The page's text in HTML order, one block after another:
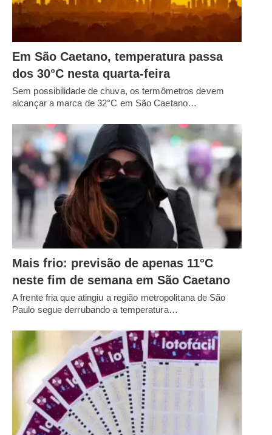
Em São Caetano, temperatura passa
dos 30°C nesta quarta-feira
Sem possibilidade de chuva, os termômetros devem
alcançar a marca de 32°C em São Caetano…
Mais frio: previsão de apenas 11°C
neste fim de semana em São Caetano
A frente fria que atingiu a região metropolitana de São
Paulo segue derrubando a temperatura…